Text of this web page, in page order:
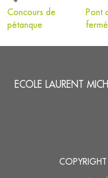
Concours de
pétanque
Pont
ECOLE LAURENT